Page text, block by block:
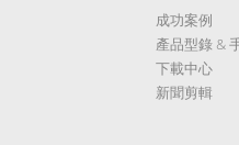
成功案例
產品型錄 &
下載中心
新聞剪輯